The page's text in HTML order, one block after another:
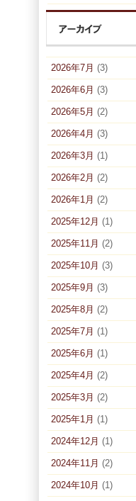
2026年7月 (3)
2026年6月 (3)
2026年5月 (2)
2026年4月 (3)
2026年3月 (1)
2026年2月 (2)
2026年1月 (2)
2025年12月 (1)
2025年11月 (2)
2025年10月 (3)
2025年9月 (3)
2025年8月 (2)
2025年7月 (1)
2025年6月 (1)
2025年4月 (2)
2025年3月 (2)
2025年1月 (1)
2024年12月 (1)
2024年11月 (2)
2024年10月 (1)